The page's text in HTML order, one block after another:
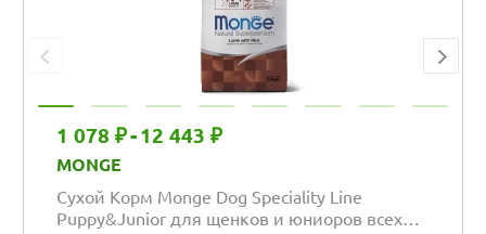
1 078 ₽-12 443 ₽
MONGE
Сухой Корм Monge Dog Speciality Line
Puppy&Junior для щенков и юниоров всех